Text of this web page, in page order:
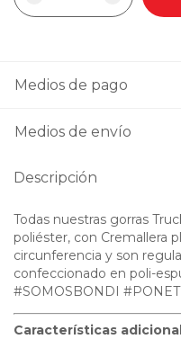
Medios de pago
Medios de envío
Descripción
Todas nuestras gorras
poliéster, con Cremallera
circunferencia y son
confeccionado en poli-
#SOMOSBONDI
Características